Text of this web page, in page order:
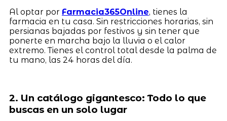
Al optar por Farmacia365Online, tienes la
farmacia en tu casa. Sin restricciones horarias, sin
persianas bajadas por festivos y sin tener que
ponerte en marcha bajo la lluvia o el calor
extremo. Tienes el control total desde la palma de
tu mano, las 24 horas del día.
2. Un catálogo gigantesco: Todo lo que
buscas en un solo lugar